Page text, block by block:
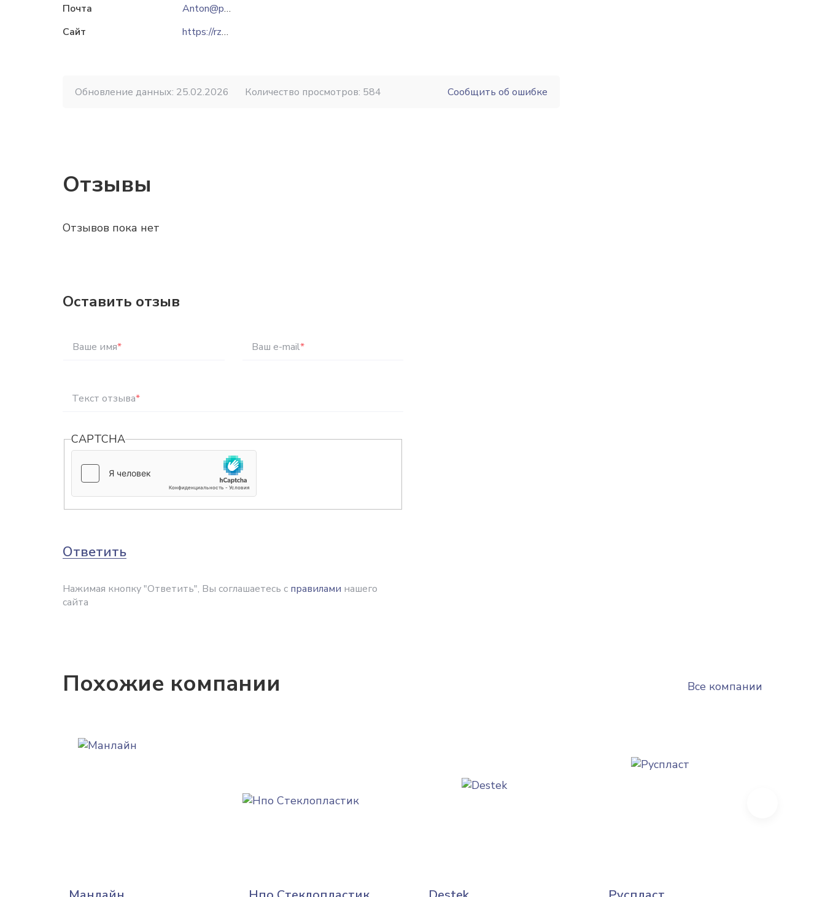
Почта
Anton@plastoil.ru
Сайт
https://rzplast.ru
Обновление данных: 25.02.2026 Количество просмотров: 584 Сообщить об ошибке
Отзывы
Отзывов пока нет
Оставить отзыв
Ваше имя* Ваш e-mail*
Текст отзыва*
CAPTCHA
Ответить
Нажимая кнопку "Ответить", Вы соглашаетесь с правилами нашего
сайта
Похожие компании Все компании